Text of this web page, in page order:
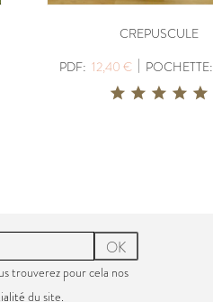
CREPUSCULE
PDF: 12,40 €| POCHETTE:
OK
trouverez pour cela nos
du site.